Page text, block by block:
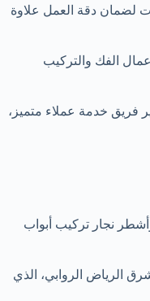
لضمان دقة العمل علاوة
الفك والتركيب
فريق خدمة عملاء متميز،
نجار تركيب أبواب
الرياض الروابي، الذي